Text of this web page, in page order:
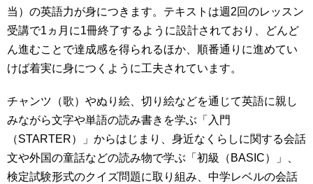
当）の英語力が身につきます。テキストは週2回のレッスン
受講で1ヵ月に1冊終了するように設計されており、
どんど
ん進むことで達成感を得られるほか、順番通りに進めてい
けば着実に身につくように工夫されています。
チャンツ（歌）やぬり絵、切り絵などを通じて英語に親し
みながら文字や単語の読み書きを学ぶ「入門
（STARTER）」 からはじまり、身近なくらしに関する会話
文や外国の童話などの読み物で学ぶ「初級（BASIC）」
検定試験形式のクイズ問題に取り組み、 中学レベルの会話